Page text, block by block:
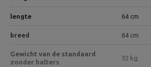
lengte 64 cm
breed 64 cm
Gewicht van de standaard
zonder halters
32 kg